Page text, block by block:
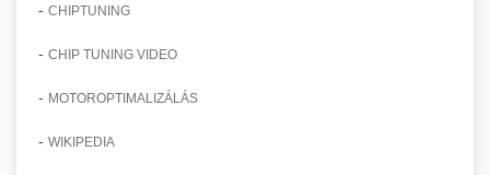
- CHIPTUNING
- CHIP TUNING VIDEO
- MOTOROPTIMALIZÁLÁS
- WIKIPEDIA